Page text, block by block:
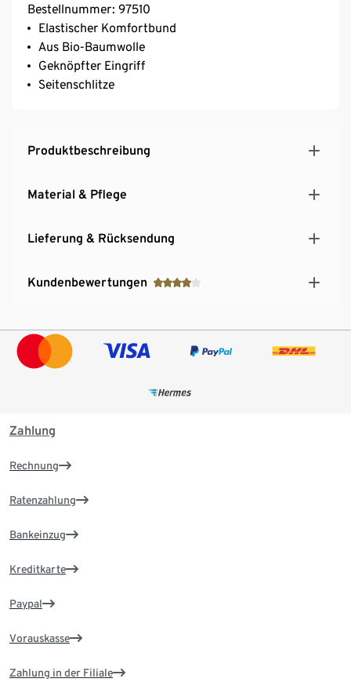
Bestellnummer: 97510
Elastischer Komfortbund
Aus Bio-Baumwolle
Geknöpfter Eingriff
Seitenschlitze
Produktbeschreibung
Material & Pflege
Lieferung & Rücksendung
Kundenbewertungen
Zahlung
Rechnung
Ratenzahlung
Bankeinzug
Kreditkarte
Paypal
Vorauskasse
Zahlung in der Filiale